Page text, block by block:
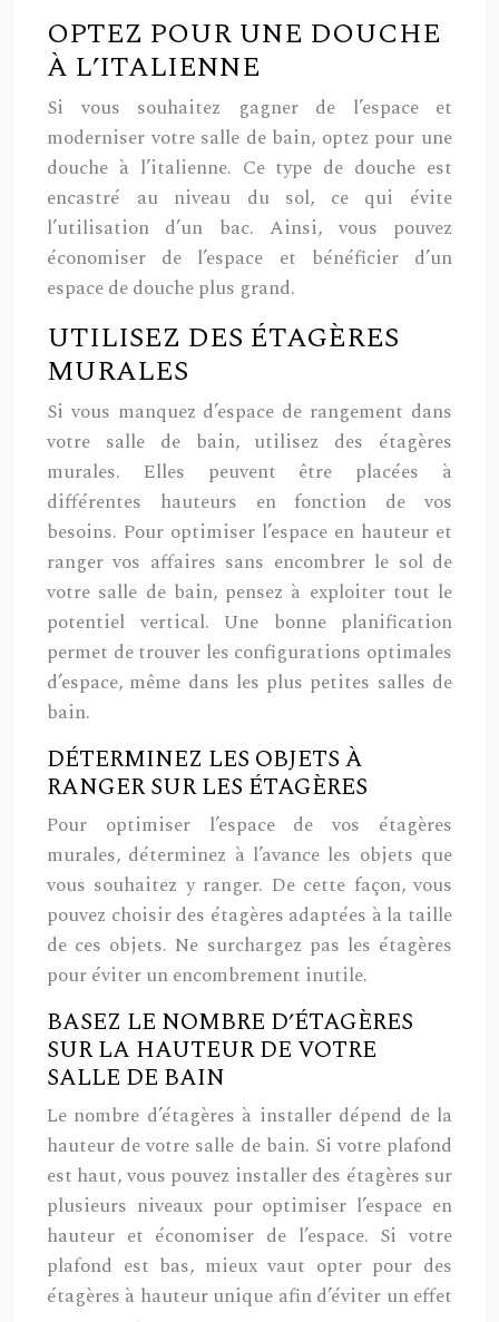
OPTEZ POUR UNE DOUCHE
À L’ITALIENNE
Si vous souhaitez gagner de l’espace et
moderniser votre salle de bain, optez pour une
douche à l’italienne. Ce type de douche est
encastré au niveau du sol, ce qui évite
l’utilisation d’un bac. Ainsi, vous pouvez
économiser de l’espace et bénéficier d’un
espace de douche plus grand.
UTILISEZ DES ÉTAGÈRES
MURALES
Si vous manquez d’espace de rangement dans
votre salle de bain, utilisez des étagères
murales. Elles peuvent être placées à
différentes hauteurs en fonction de vos
besoins. Pour optimiser l’espace en hauteur et
ranger vos affaires sans encombrer le sol de
votre salle de bain, pensez à exploiter tout le
potentiel vertical. Une bonne planification
permet de trouver les configurations optimales
d’espace, même dans les plus petites salles de
bain.
DÉTERMINEZ LES OBJETS À
RANGER SUR LES ÉTAGÈRES
Pour optimiser l’espace de vos étagères
murales, déterminez à l’avance les objets que
vous souhaitez y ranger. De cette façon, vous
pouvez choisir des étagères adaptées à la taille
de ces objets. Ne surchargez pas les étagères
pour éviter un encombrement inutile.
BASEZ LE NOMBRE D’ÉTAGÈRES
SUR LA HAUTEUR DE VOTRE
SALLE DE BAIN
Le nombre d’étagères à installer dépend de la
hauteur de votre salle de bain. Si votre plafond
est haut, vous pouvez installer des étagères sur
plusieurs niveaux pour optimiser l’espace en
hauteur et économiser de l’espace. Si votre
plafond est bas, mieux vaut opter pour des
étagères à hauteur unique afin d’éviter un effet